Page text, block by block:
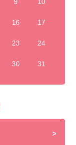
16 17
23 24
30 31